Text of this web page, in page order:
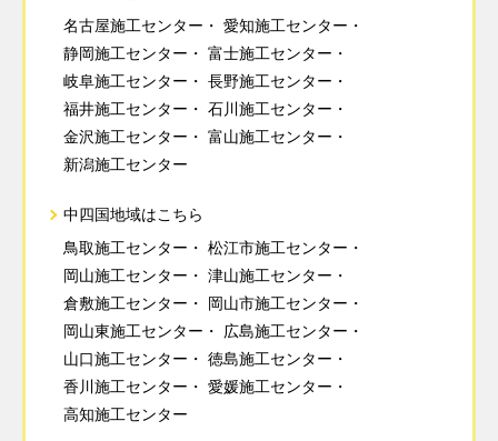
名古屋施工センター
愛知施工センター
静岡施工センター
富士施工センター
岐阜施工センター
長野施工センター
福井施工センター
石川施工センター
金沢施工センター
富山施工センター
新潟施工センター
中四国地域はこちら
鳥取施工センター
松江市施工センター
岡山施工センター
津山施工センター
倉敷施工センター
岡山市施工センター
岡山東施工センター
広島施工センター
山口施工センター
徳島施工センター
香川施工センター
愛媛施工センター
高知施工センター